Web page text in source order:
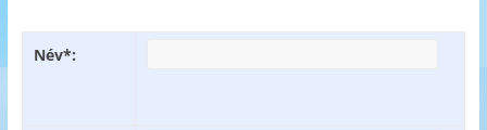
Név*: